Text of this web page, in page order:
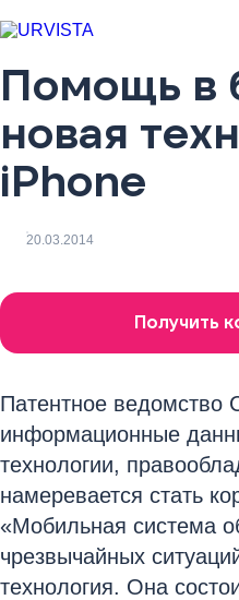
Помощь в
новая
iPhone
20.03.2014
Получить
Патентное ведомство
информационные
технологии,
намеревается стать
«Мобильная система
чрезвычайных
технология. Она